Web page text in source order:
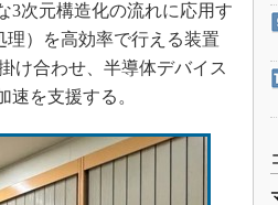
キュリティ
ナへの対応
次元構造化の流れに応用す
理）を高効率で行える装置
け合わせ、半導体デバイス
を支援する。